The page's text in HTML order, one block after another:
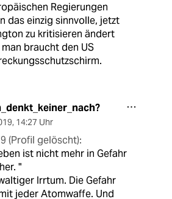
Regierungen
das einzig sinnvolle, jetzt
zu kritisieren ändert
braucht den US
, 14:27 Uhr
(Profil gelöscht):
ist nicht mehr in Gefahr
"
Irrtum. Die Gefahr
jeder Atomwaffe. Und